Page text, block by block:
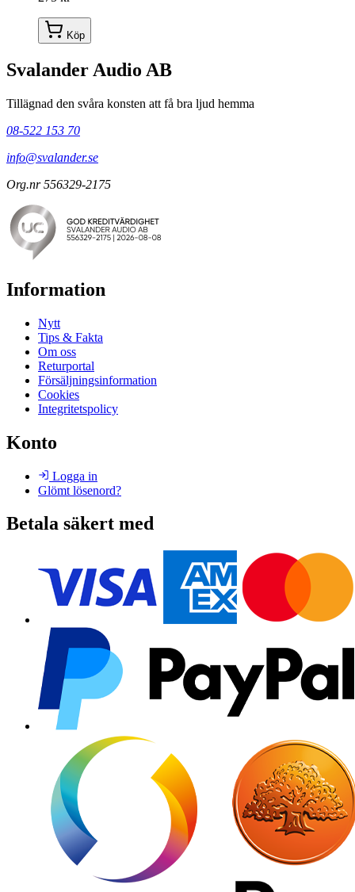
Köp
Svalander Audio AB
Tillägnad den svåra konsten att få bra ljud hemma
08-522 153 70
info@svalander.se
Org.nr 556329-2175
Information
Nytt
Tips & Fakta
Om oss
Returportal
Försäljningsinformation
Cookies
Integritetspolicy
Konto
Logga in
Glömt lösenord?
Betala säkert med